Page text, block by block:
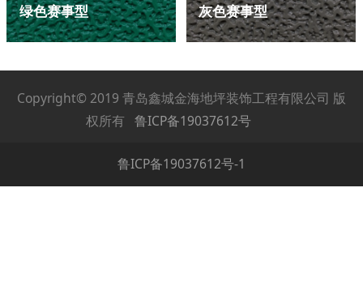
绿色赛事型 灰色赛事型
Copyright© 2019 青岛鑫城金海地坪装饰工程有限公司 版
权所有 鲁ICP备19037612号
鲁ICP备19037612号-1